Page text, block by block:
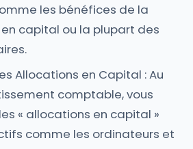
les bénéfices de la
capital ou la plupart des
Allocations en Capital : Au
comptable, vous
« allocations en capital »
comme les ordinateurs et